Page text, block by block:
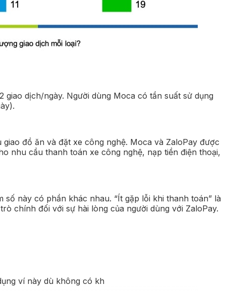
dịch/ngày. Người dùng Moca có tần suất sử dụng
đồ ăn và đặt xe công nghệ. Moca và ZaloPay được
nhu cầu thanh toán xe công nghệ, nạp tiền điện thoại,
này có phần khác nhau. “Ít gặp lỗi khi thanh toán” là
chính đối với sự hài lòng của người dùng với ZaloPay.
ví này dù không có kh